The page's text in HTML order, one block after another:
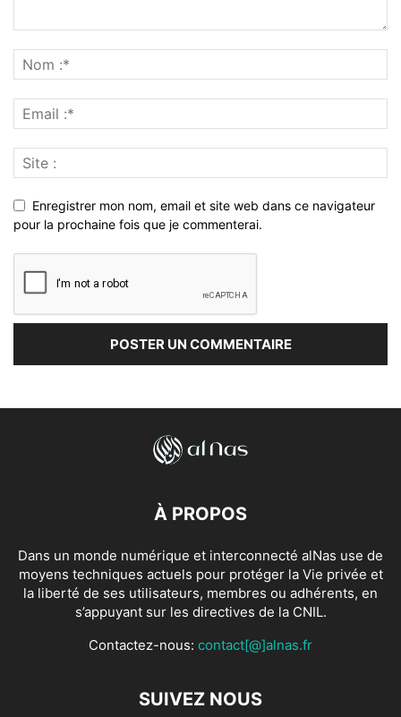
Enregistrer mon nom, email et site web dans ce navigateur
pour la prochaine fois que je commenterai.
À PROPOS
Dans un monde numérique et interconnecté alNas use de
moyens techniques actuels pour protéger la Vie privée et
la liberté de ses utilisateurs, membres ou adhérents, en
s’appuyant sur les directives de la CNIL.
Contactez-nous: contact[@]alnas.fr
SUIVEZ NOUS